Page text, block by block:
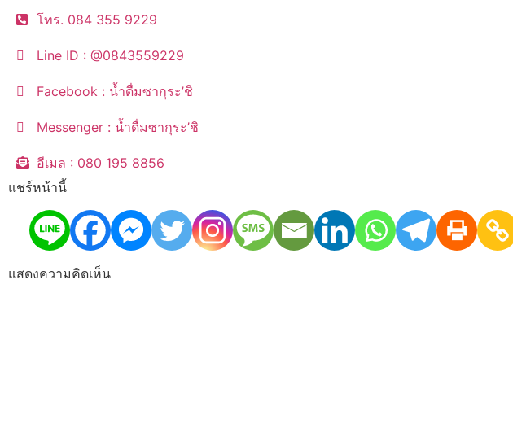
โทร. 084 355 9229
Line ID : @0843559229
Facebook : น้ำดื่มซากุระ’ชิ
Messenger : น้ำดื่มซากุระ’ชิ
อีเมล : 080 195 8856
แชร์หน้านี้
แสดงความคิดเห็น